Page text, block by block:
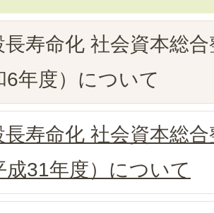
長寿命化 社会資本総
6年度）について
長寿命化 社会資本総
成31年度）について